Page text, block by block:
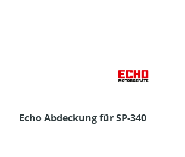
Echo Abdeckung für SP-340